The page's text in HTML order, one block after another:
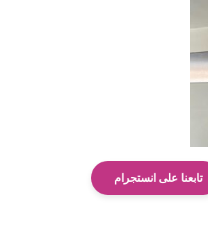
تابعنا على انستجرام